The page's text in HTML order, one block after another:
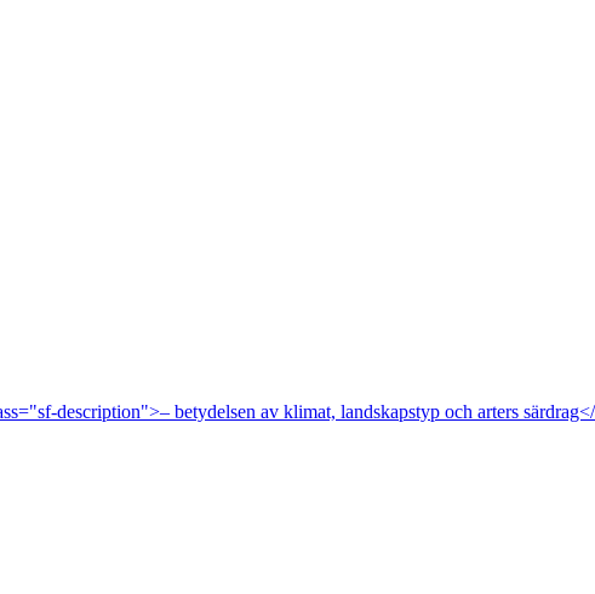
description">– betydelsen av klimat, landskapstyp och arters